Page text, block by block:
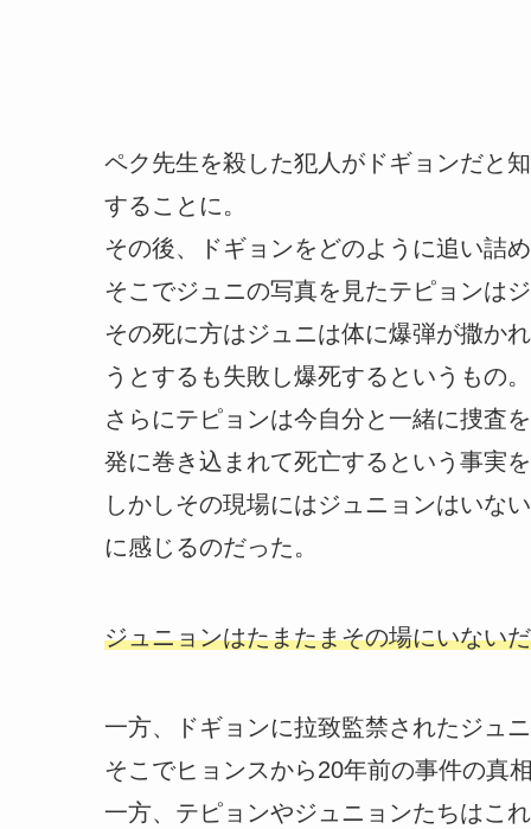
ペク先生を殺した犯人がドギョンだと
することに。
その後、ドギョンをどのように追い詰
そこでジュニの写真を見たテピョンは
その死に方はジュニは体に爆弾が撒か
うとするも失敗し爆死するというもの。
さらにテピョンは今自分と一緒に捜査
発に巻き込まれて死亡するという事実
しかしその現場にはジュニョンはいな
に感じるのだった。
ジュニョンはたまたまその場にいない
一方、ドギョンに拉致監禁されたジュ
そこでヒョンスから20年前の事件の真
一方、テピョンやジュニョンたちはこ